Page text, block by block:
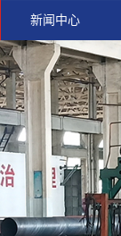
新闻中心